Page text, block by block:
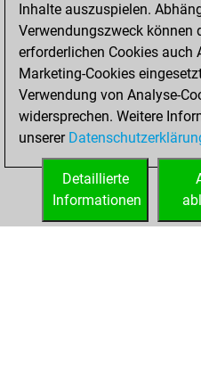
You
your
27, 2021
You
your Fritz
Inhalte auszuspielen.
Verwendungszweck können
erforderlichen Cookies auch
Marketing-Cookies
Verwendung von Analyse-
widersprechen. Weitere
unserer
Detaillierte
Informationen